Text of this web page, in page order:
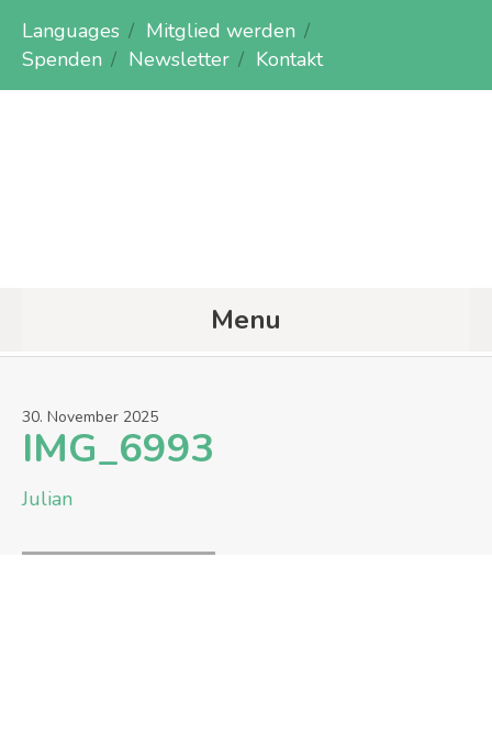
Languages
Mitglied werden
Spenden
Newsletter Kontakt
Menu
30. November 2025
IMG_6993
Julian